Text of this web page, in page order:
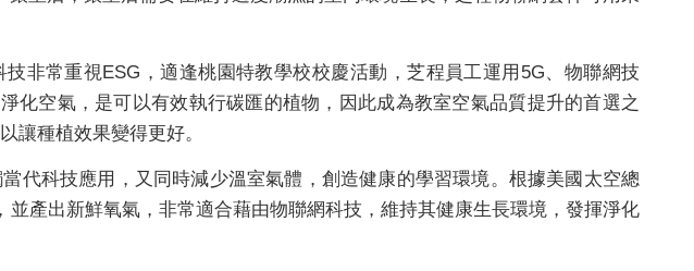
非常重視ESG，適逢桃園特教學校校慶活動，芝程員工運用5G、物聯網技
空氣，是可以有效執行碳匯的植物，因此成為教室空氣品質提升的首選之
讓種植效果變得更好。
代科技應用，又同時減少溫室氣體，創造健康的學習環境。根據美國太空總
並產出新鮮氧氣，非常適合藉由物聯網科技，維持其健康生長環境，發揮淨化